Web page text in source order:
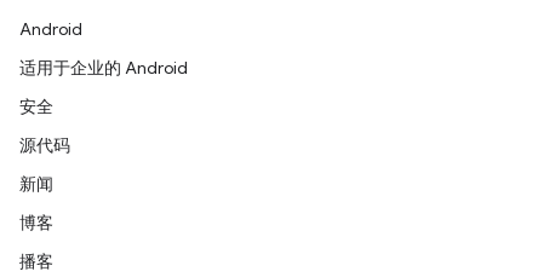
Android
适用于企业的 Android
安全
源代码
新闻
博客
播客